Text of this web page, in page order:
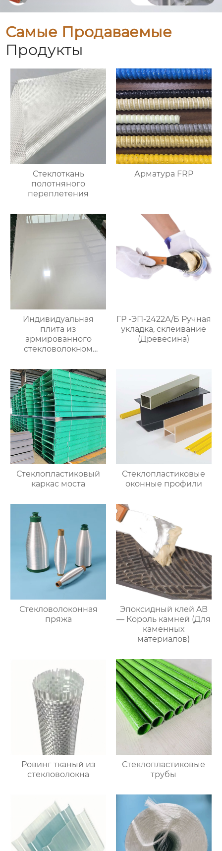
Самые Продаваемые
Продукты
Стеклоткань
полотняного
переплетения
Арматура FRP
Индивидуальная
плита из
армированного
стекловолокном
ненасыщенного
полимера
ГР -ЭП-2422А/Б Ручная
укладка, склеивание
(Древесина)
Стеклопластиковый
каркас моста
Стеклопластиковые
оконные профили
Стекловолоконная
пряжа
Эпоксидный клей AB
— Король камней (Для
каменных
материалов)
Ровинг тканый из
стекловолокна
Стеклопластиковые
трубы